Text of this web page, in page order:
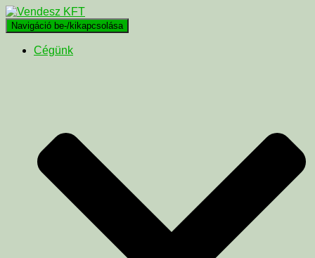
Navigáció be-/kikapcsolása
Cégünk